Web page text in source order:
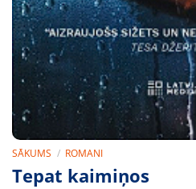
SĀKUMS / ROMANI
Tepat kaimiņos